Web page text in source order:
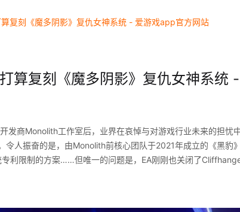
复刻《魔多阴影》复仇女神系统 - 爱游戏app官方网站
算复刻《魔多阴影》复仇女神系统
发商Monolith工作室后，业界在哀悼与对游戏行业未来的担忧
令人振奋的是，由Monolith前核心团队于2021年成立的《黑豹
利限制的方案……但唯一的问题是，EA刚刚也关闭了